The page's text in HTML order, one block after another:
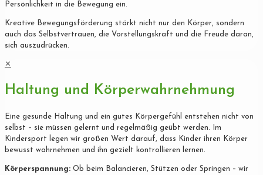
Persönlichkeit in die Bewegung ein.
Kreative Bewegungsförderung stärkt nicht nur den Körper, sondern
auch das Selbstvertrauen, die Vorstellungskraft und die Freude daran,
sich auszudrücken.
✕
Haltung und Körperwahrnehmung
Eine gesunde Haltung und ein gutes Körpergefühl entstehen nicht von
selbst – sie müssen gelernt und regelmäßig geübt werden. Im
Kindersport legen wir großen Wert darauf, dass Kinder ihren Körper
bewusst wahrnehmen und ihn gezielt kontrollieren lernen.
Körperspannung: Ob beim Balancieren, Stützen oder Springen – wir